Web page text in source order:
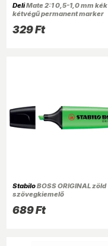
DeliMate 2:1 0,5-1,0 mm kék
kétvégű permanent marker
329 Ft
StabiloBOSS ORIGINAL zöld
szövegkiemelő
689 Ft